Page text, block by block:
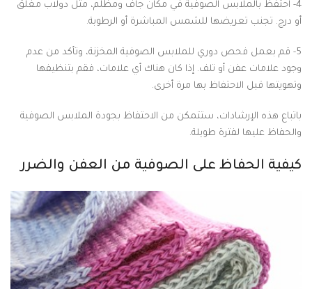
4- احتفظ بالملابس الصوفية في مكان جاف ومظلم، مثل دولاب مغلق
أو درج. تجنب تعريضها للشمس المباشرة أو الرطوبة.
5- قم بعمل فحص دوري للملابس الصوفية المخزنة، وتأكد من عدم
وجود علامات عفن أو تلف. إذا كان هناك أي علامات، فقم بتنظيفها
وتهويتها قبل الاحتفاظ بها مرة أخرى.
باتباع هذه الإرشادات، ستتمكن من الاحتفاظ بجودة الملابس الصوفية
والحفاظ عليها لفترة طويلة.
كيفية الحفاظ على الصوفية من العفن والضرر